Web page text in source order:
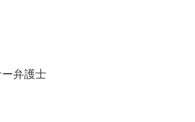
弁護士